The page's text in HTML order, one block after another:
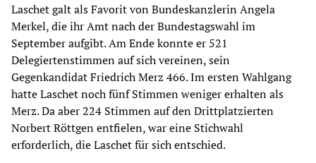
Laschet galt als Favorit von Bundeskanzlerin Angela
Merkel, die ihr Amt nach der Bundestagswahl im
September aufgibt. Am Ende konnte er 521
Delegiertenstimmen auf sich vereinen, sein
Gegenkandidat Friedrich Merz 466. Im ersten Wahlgang
hatte Laschet noch fünf Stimmen weniger erhalten als
Merz. Da aber 224 Stimmen auf den Drittplatzierten
Norbert Röttgen entfielen, war eine Stichwahl
erforderlich, die Laschet für sich entschied.